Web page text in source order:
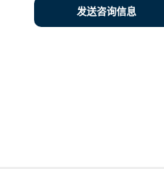
发送咨询信息